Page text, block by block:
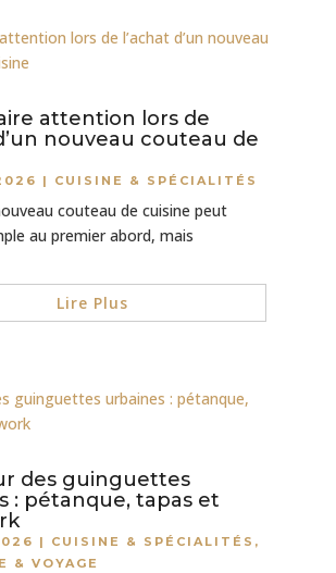
attention lors de
nouveau couteau de
| CUISINE & SPÉCIALITÉS
couteau de cuisine peut
au premier abord, mais
Lire Plus
des guinguettes
: pétanque, tapas et
| CUISINE & SPÉCIALITÉS ,
& VOYAGE